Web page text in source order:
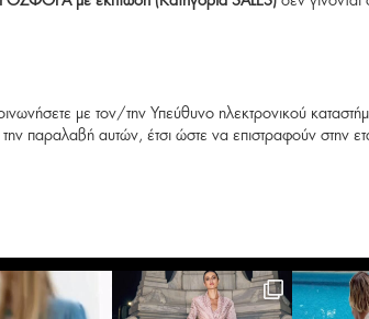
με τον/την Υπεύθυνο ηλεκτρονικού
παραλαβή αυτών, έτσι ώστε να επιστραφούν στην